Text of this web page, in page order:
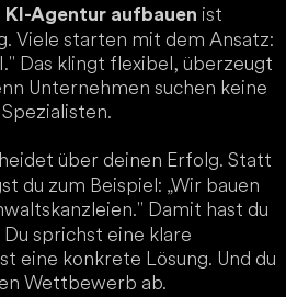
KI-Agentur aufbauen ist
Viele starten mit dem Ansatz:
Das klingt flexibel, überzeugt
Unternehmen suchen keine
über deinen Erfolg. Statt
du zum Beispiel: „Wir bauen
Damit hast du
sprichst eine klare
eine konkrete Lösung. Und du
Wettbewerb ab.